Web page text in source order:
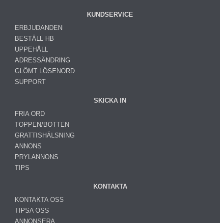
KUNDSERVICE
ERBJUDANDEN
BESTÄLL HB
UPPEHÅLL
ADRESSÄNDRING
GLÖMT LÖSENORD
SUPPORT
SKICKA IN
FRIA ORD
TOPPEN/BOTTEN
GRATTISHÄLSNING
ANNONS
PRYLANNONS
TIPS
KONTAKTA
KONTAKTA OSS
TIPSA OSS
ANNONSERA